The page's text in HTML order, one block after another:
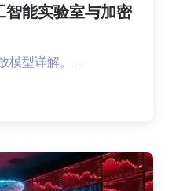
能实验室与加密
模型详解。…